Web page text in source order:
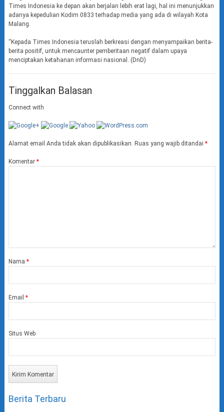
Times Indonesia ke depan akan berjalan lebih erat lagi, hal ini menunjukkan
adanya kepedulian Kodim 0833 terhadap media yang ada di wilayah Kota
Malang.
“Kepada Times Indonesia teruslah berkreasi dengan menyampaikan berita-
berita positif, untuk mencaunter pemberitaan negatif dalam upaya
menciptakan ketahanan informasi nasional. (DnD)
Tinggalkan Balasan
Connect with
Alamat email Anda tidak akan dipublikasikan. Ruas yang wajib ditandai *
Komentar *
Nama *
Email *
Situs Web
Berita Terbaru